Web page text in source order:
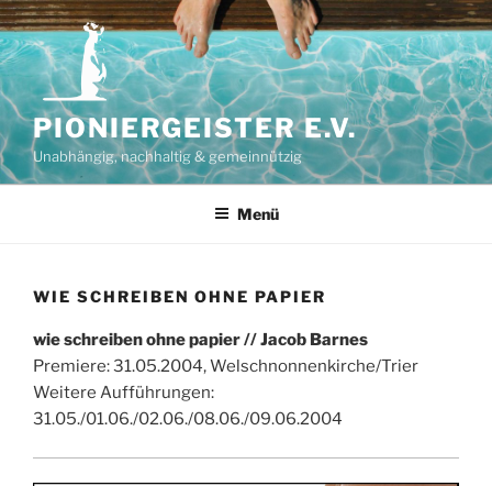
Zum
Inhalt
springen
PIONIERGEISTER E.V.
Unabhängig, nachhaltig & gemeinnützig
Menü
WIE SCHREIBEN OHNE PAPIER
wie schreiben ohne papier // Jacob Barnes
Premiere: 31.05.2004, Welschnonnenkirche/Trier
Weitere Aufführungen:
31.05./01.06./02.06./08.06./09.06.2004